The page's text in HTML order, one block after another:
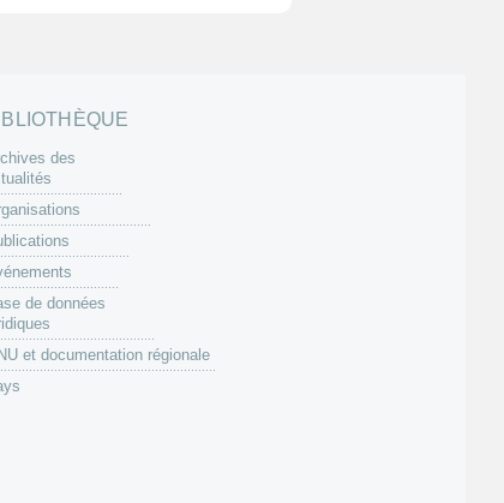
des
de données
et documentation régionale